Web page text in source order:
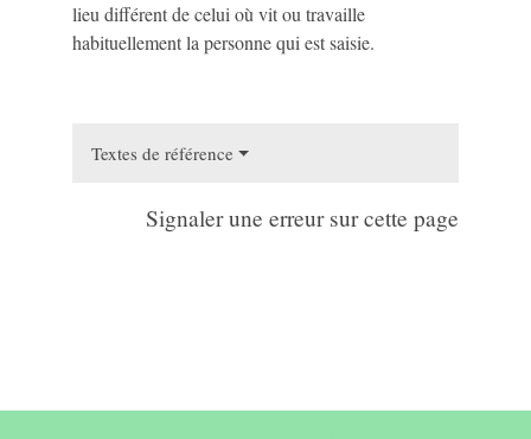
lieu différent de celui où vit ou travaille
habituellement la personne qui est saisie.
Textes de référence
Signaler une erreur sur cette page